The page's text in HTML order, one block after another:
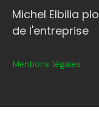
Michel Elbilia
de l'entreprise
Mentions légales